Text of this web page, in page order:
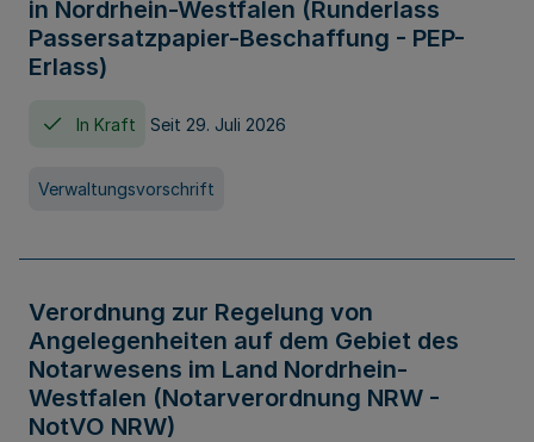
in Nordrhein-Westfalen (Runderlass
Passersatzpapier-Beschaffung - PEP-
Erlass)
In Kraft Seit 29. Juli 2026
Verwaltungsvorschrift
Verordnung zur Regelung von
Angelegenheiten auf dem Gebiet des
Notarwesens im Land Nordrhein-
Westfalen (Notarverordnung NRW -
NotVO NRW)